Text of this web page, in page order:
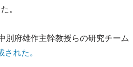
。
別府雄作主幹教授らの研究チーム
れた。